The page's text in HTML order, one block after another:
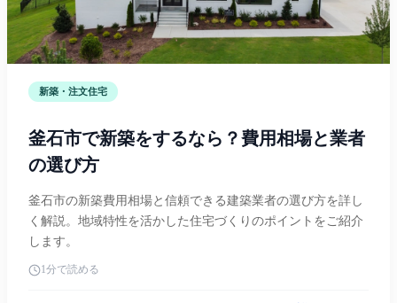
新築・注文住宅
釜石市で新築をするなら？費用相場と業者
の選び方
釜石市の新築費用相場と信頼できる建築業者の選び方を詳し
く解説。地域特性を活かした住宅づくりのポイントをご紹介
します。
1分で読める